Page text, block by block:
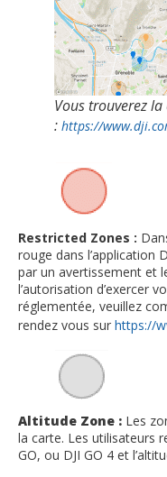
Vous trouverez
: https://
Restricted Zones :
rouge dans l’application
par un avertissement et
l’autorisation d’exercer
réglementée, veuillez
rendez vous sur https://
Altitude Zone : Les
la carte. Les utilisateurs
GO, ou DJI GO 4 et